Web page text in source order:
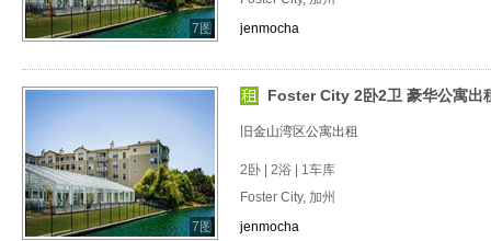
7图
jenmocha
7图
Foster City 2卧2卫 豪华公寓出
旧金山湾区公寓出租
2卧 | 2浴 | 1车库
Foster City, 加州
jenmocha